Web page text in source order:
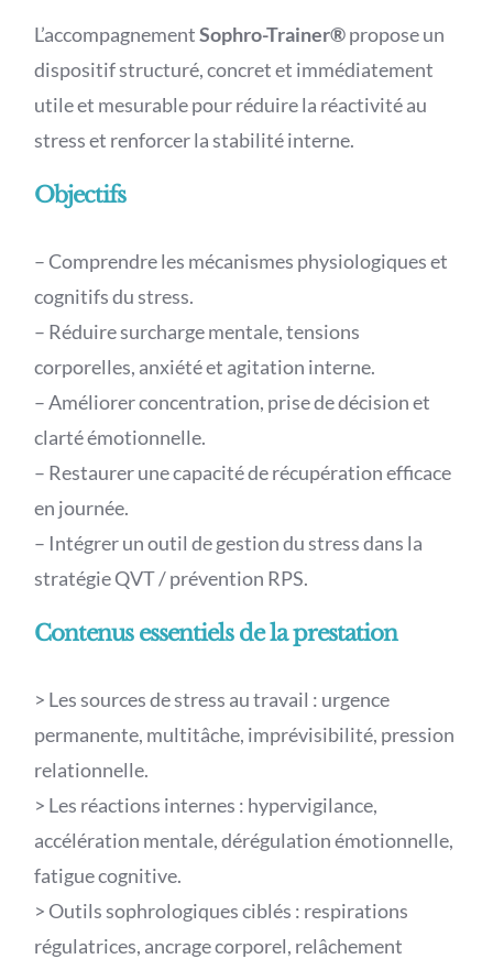
L’accompagnementSophro-Trainer®propose un
dispositif structuré, concret et immédiatement
utile et mesurable pour réduire la réactivité au
stress et renforcer la stabilité interne.
Objectifs
– Comprendre les mécanismes physiologiques et
cognitifs du stress.
– Réduire surcharge mentale, tensions
corporelles, anxiété et agitation interne.
– Améliorer concentration, prise de décision et
clarté émotionnelle.
– Restaurer une capacité de récupération efficace
en journée.
– Intégrer un outil de gestion du stress dans la
stratégie QVT / prévention RPS.
Contenus essentiels de la prestation
> Les sources de stress au travail : urgence
permanente, multitâche, imprévisibilité, pression
relationnelle.
> Les réactions internes : hypervigilance,
accélération mentale, dérégulation émotionnelle,
fatigue cognitive.
> Outils sophrologiques ciblés : respirations
régulatrices, ancrage corporel, relâchement